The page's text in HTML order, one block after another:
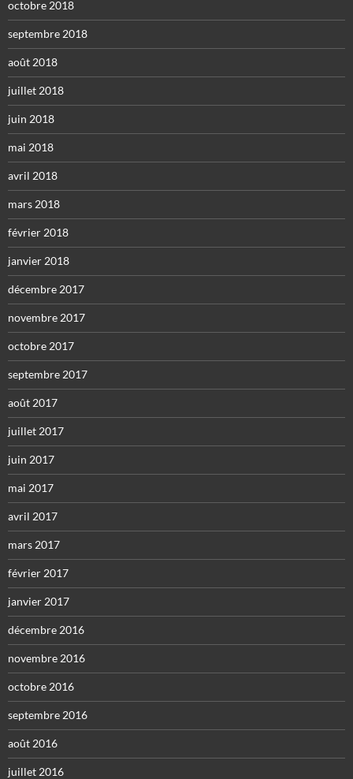
octobre 2018
septembre 2018
août 2018
juillet 2018
juin 2018
mai 2018
avril 2018
mars 2018
février 2018
janvier 2018
décembre 2017
novembre 2017
octobre 2017
septembre 2017
août 2017
juillet 2017
juin 2017
mai 2017
avril 2017
mars 2017
février 2017
janvier 2017
décembre 2016
novembre 2016
octobre 2016
septembre 2016
août 2016
juillet 2016